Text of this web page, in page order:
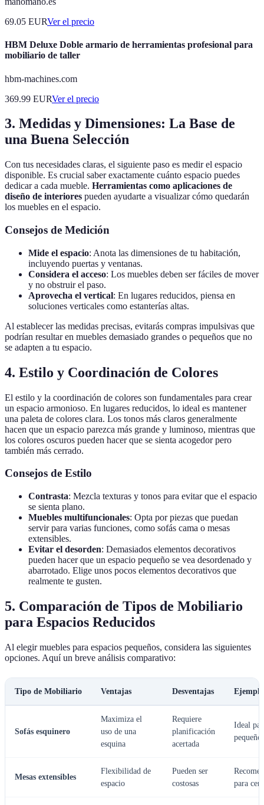
69.05 EURVer el precio
HBM Deluxe Doble armario de herramientas profesional para
mobiliario de taller
hbm-machines.com
369.99 EURVer el precio
3. Medidas y Dimensiones: La Base de
una Buena Selección
Con tus necesidades claras, el siguiente paso es medir el espacio
disponible. Es crucial saber exactamente cuánto espacio puedes
dedicar a cada mueble. Herramientas como aplicaciones de
diseño de interiores pueden ayudarte a visualizar cómo quedarán
los muebles en el espacio.
Consejos de Medición
Mide el espacio: Anota las dimensiones de tu habitación,
incluyendo puertas y ventanas.
Considera el acceso: Los muebles deben ser fáciles de mover
y no obstruir el paso.
Aprovecha el vertical: En lugares reducidos, piensa en
soluciones verticales como estanterías altas.
Al establecer las medidas precisas, evitarás compras impulsivas que
podrían resultar en muebles demasiado grandes o pequeños que no
se adapten a tu espacio.
4. Estilo y Coordinación de Colores
El estilo y la coordinación de colores son fundamentales para crear
un espacio armonioso. En lugares reducidos, lo ideal es mantener
una paleta de colores clara. Los tonos más claros generalmente
hacen que un espacio parezca más grande y luminoso, mientras que
los colores oscuros pueden hacer que se sienta acogedor pero
también más cerrado.
Consejos de Estilo
Contrasta: Mezcla texturas y tonos para evitar que el espacio
se sienta plano.
Muebles multifuncionales: Opta por piezas que puedan
servir para varias funciones, como sofás cama o mesas
extensibles.
Evitar el desorden: Demasiados elementos decorativos
pueden hacer que un espacio pequeño se vea desordenado y
abarrotado. Elige unos pocos elementos decorativos que
realmente te gusten.
5. Comparación de Tipos de Mobiliario
para Espacios Reducidos
Al elegir muebles para espacios pequeños, considera las siguientes
opciones. Aquí un breve análisis comparativo:
Tipo de Mobiliario Ventajas Desventajas
Sofás esquinero
Maximiza el
uso de una
esquina
Requiere
planificación
acertada
Ideal
pequeños
Mesas extensibles
Flexibilidad de
espacio
Pueden ser
costosas
para